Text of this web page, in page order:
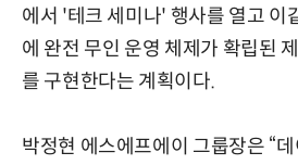
에서 '테크 세미나' 행사를 열고 이
에 완전 무인 운영 체제가 확립된
를 구현한다는 계획이다.
박정현 에스에프에이 그룹장은 “